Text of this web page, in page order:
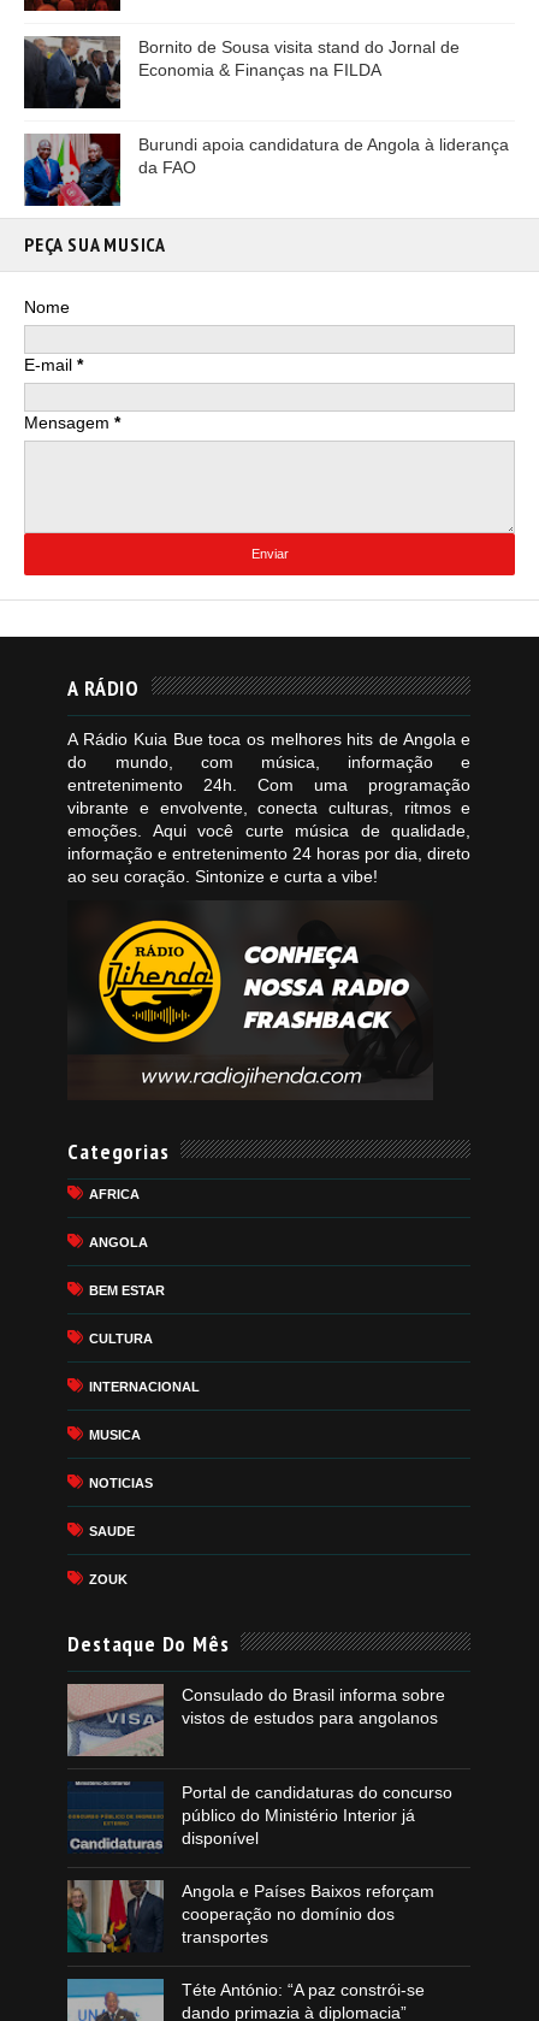
Bornito de Sousa visita stand do Jornal de
Economia & Finanças na FILDA
Burundi apoia candidatura de Angola à liderança
da FAO
PEÇA SUA MUSICA
Nome
E-mail *
Mensagem *
A RÁDIO
A Rádio Kuia Bue toca os melhores hits de Angola e
do mundo, com música, informação e
entretenimento 24h. Com uma programação
vibrante e envolvente, conecta culturas, ritmos e
emoções. Aqui você curte música de qualidade,
informação e entretenimento 24 horas por dia, direto
ao seu coração. Sintonize e curta a vibe!
Categorias
AFRICA
ANGOLA
BEM ESTAR
CULTURA
INTERNACIONAL
MUSICA
NOTICIAS
SAUDE
ZOUK
Destaque Do Mês
Consulado do Brasil informa sobre
vistos de estudos para angolanos
Portal de candidaturas do concurso
público do Ministério Interior já
disponível
Angola e Países Baixos reforçam
cooperação no domínio dos
transportes
Téte António: “A paz constrói-se
dando primazia à diplomacia”